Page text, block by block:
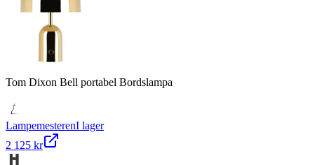
Tom Dixon Bell portabel Bordslampa
LampemesterenI lager
2 125 kr